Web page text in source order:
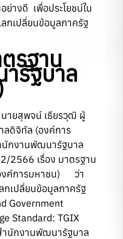
างดี เพื่อประโยชน์ใน
กเปลี่ยนข้อมูลภาครัฐ
รฐาน
รัฐบาล
ายสุพจน์ เธียรวุฒิ ผู้
ดิจิทัล (องค์การ
นักงานพัฒนารัฐบาล
2566 เรื่อง มาตรฐาน
งค์การมหาชน) ว่า
กเปลี่ยนข้อมูลภาครัฐ
Government
Standard: TGIX
ำนักงานพัฒนารัฐบาล